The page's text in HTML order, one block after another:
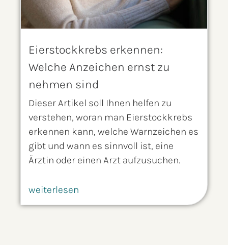
Eierstockkrebs erkennen:
Welche Anzeichen ernst zu
nehmen sind
Dieser Artikel soll Ihnen helfen zu
verstehen, woran man Eierstockkrebs
erkennen kann, welche Warnzeichen es
gibt und wann es sinnvoll ist, eine
Ärztin oder einen Arzt aufzusuchen.
weiterlesen